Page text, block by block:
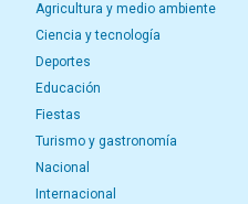
Agricultura y medio ambiente
Ciencia y tecnología
Deportes
Educación
Fiestas
Turismo y gastronomía
Nacional
Internacional